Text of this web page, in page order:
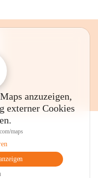
anzuzeigen,
externer Cookies
maps